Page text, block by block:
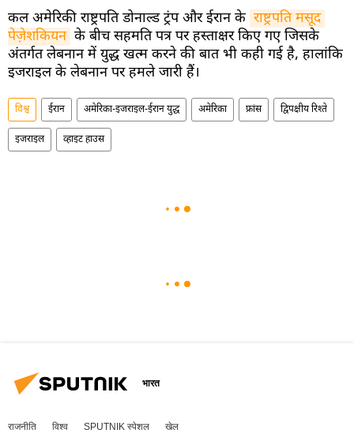
कल अमेरिकी राष्ट्रपति डोनाल्ड ट्रंप और ईरान के राष्ट्रपति मसूद
पेज़ेशकियन के बीच सहमति पत्र पर हस्ताक्षर किए गए जिसके
अंतर्गत लेबनान में युद्ध खत्म करने की बात भी कही गई है, हालांकि
इजराइल के लेबनान पर हमले जारी हैं।
विश्व ईरान अमेरिका-इजराइल-ईरान युद्ध अमेरिका फ्रांस द्विपक्षीय रिश्ते
इजराइल व्हाइट हाउस
भारत
राजनीति विश्व SPUTNIK स्पेशल खेल